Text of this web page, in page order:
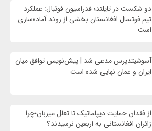
دو شکست در تایلند؛ فدراسیون فوتبال: عملکرد
تیم فوتسال افغانستان بخشی از روند آماده‌سازی
است
آسوشیتدپرس مدعی شد | پیش‌نویس توافق میان
ایران و عمان نهایی شده است
از فقدان حمایت دیپلماتیک تا تعلل میزبان؛چرا
زائران افغانستانی به اربعین نرسیدند؟